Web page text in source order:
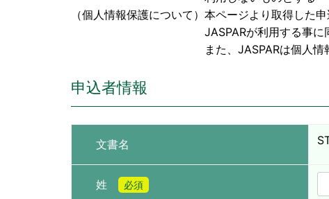
（個人情報保護について）本ページより取得した
JASPARが利用する事に同意
また、JASPARは個人情報に関する
申込者情報
文書名
姓 必須